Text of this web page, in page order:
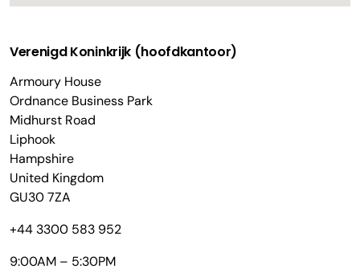
Verenigd Koninkrijk (hoofdkantoor)
Armoury House
Ordnance Business Park
Midhurst Road
Liphook
Hampshire
United Kingdom
GU30 7ZA
+44 3300 583 952
9:00AM – 5:30PM